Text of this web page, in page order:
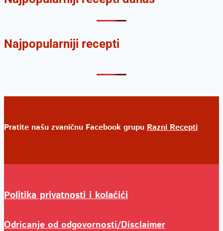
Najpopularniji recepti
Pratite našu zvaničnu Facebook grupu Razni Recepti
Politika privatnosti i kolaćići
Odricanje od odgovornosti/Disclaimer